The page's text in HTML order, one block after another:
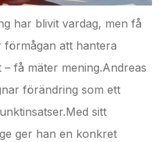
har blivit vardag, men få
att hantera
få mäter mening.Andreas
förändring som ett
sitt
ger han en konkret